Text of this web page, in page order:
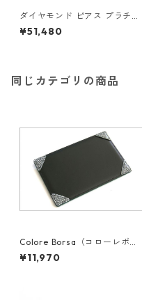
ダイヤモンド ピアス プラチナ
Pt900 0.3ct スタッドピアス
ダイヤピアス 0.3カラット シ
¥51,480
同じカテゴリの商品
Colore Borsa（コローレボル
サ） メモパッド ブラック MG
-008
¥11,970